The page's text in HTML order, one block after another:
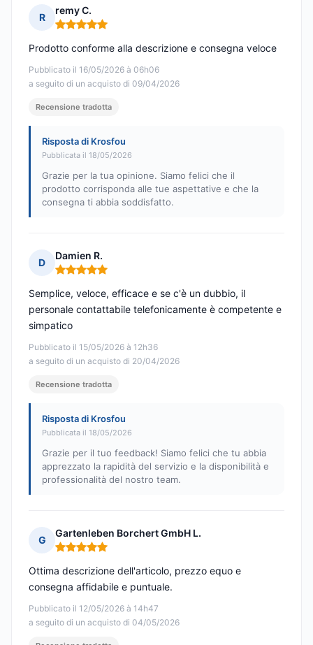
R
remy C.
Nota: 5 su 5
Pubblicato il 16/05/2026 à 06h06
a seguito di un acquisto di 09/04/2026
Prodotto conforme alla descrizione e consegna veloce
Recensione tradotta
Risposta di Krosfou
Pubblicata il 18/05/2026
Grazie per la tua opinione. Siamo felici che il
prodotto corrisponda alle tue aspettative e che la
consegna ti abbia soddisfatto.
D
Damien R.
Nota: 5 su 5
Pubblicato il 15/05/2026 à 12h36
a seguito di un acquisto di 20/04/2026
Semplice, veloce, efficace e se c'è un dubbio, il
personale contattabile telefonicamente è competente e
simpatico
Recensione tradotta
Risposta di Krosfou
Pubblicata il 18/05/2026
Grazie per il tuo feedback! Siamo felici che tu abbia
apprezzato la rapidità del servizio e la disponibilità e
professionalità del nostro team.
G
Gartenleben Borchert GmbH L.
Nota: 5 su 5
Pubblicato il 12/05/2026 à 14h47
a seguito di un acquisto di 04/05/2026
Ottima descrizione dell'articolo, prezzo equo e
consegna affidabile e puntuale.